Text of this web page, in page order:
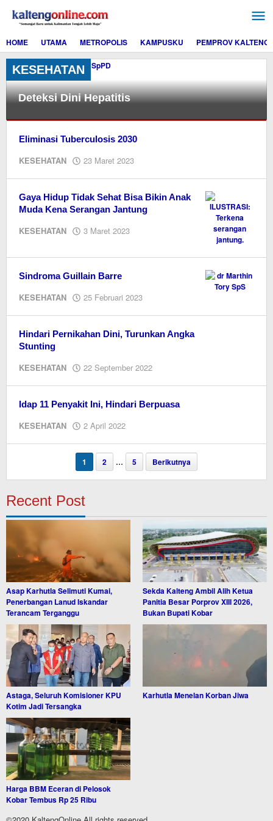
konten
HOME
UTAMA METROPOLIS KAMPUSKU PEMPROV KALTENG
Deteksi Dini Hepatitis
M.A
KESEHATAN
Eliminasi Tuberculosis 2030
KESEHATAN 23 Maret 2023
Gaya Hidup Tidak Sehat Bisa Bikin Anak
Muda Kena Serangan Jantung
KESEHATAN 3 Maret 2023
Sindroma Guillain Barre
KESEHATAN 25 Februari 2023
Hindari Pernikahan Dini, Turunkan Angka
Stunting
KESEHATAN 22 September 2022
Idap 11 Penyakit Ini, Hindari Berpuasa
KESEHATAN 2 April 2022
1 2 … 5 Berikutnya
Recent Post
Asap Karhutla Selimuti Kumai,
Penerbangan Lanud Iskandar
Terancam Terganggu
Sekda Kalteng Ambil Alih Ketua
Panitia Besar Porprov XIII 2026,
Bukan Bupati Kobar
Astaga, Seluruh Komisioner KPU
Kotim Jadi Tersangka
Karhutla Menelan Korban Jiwa
Harga BBM Eceran di Pelosok
Kobar Tembus Rp 25 Ribu